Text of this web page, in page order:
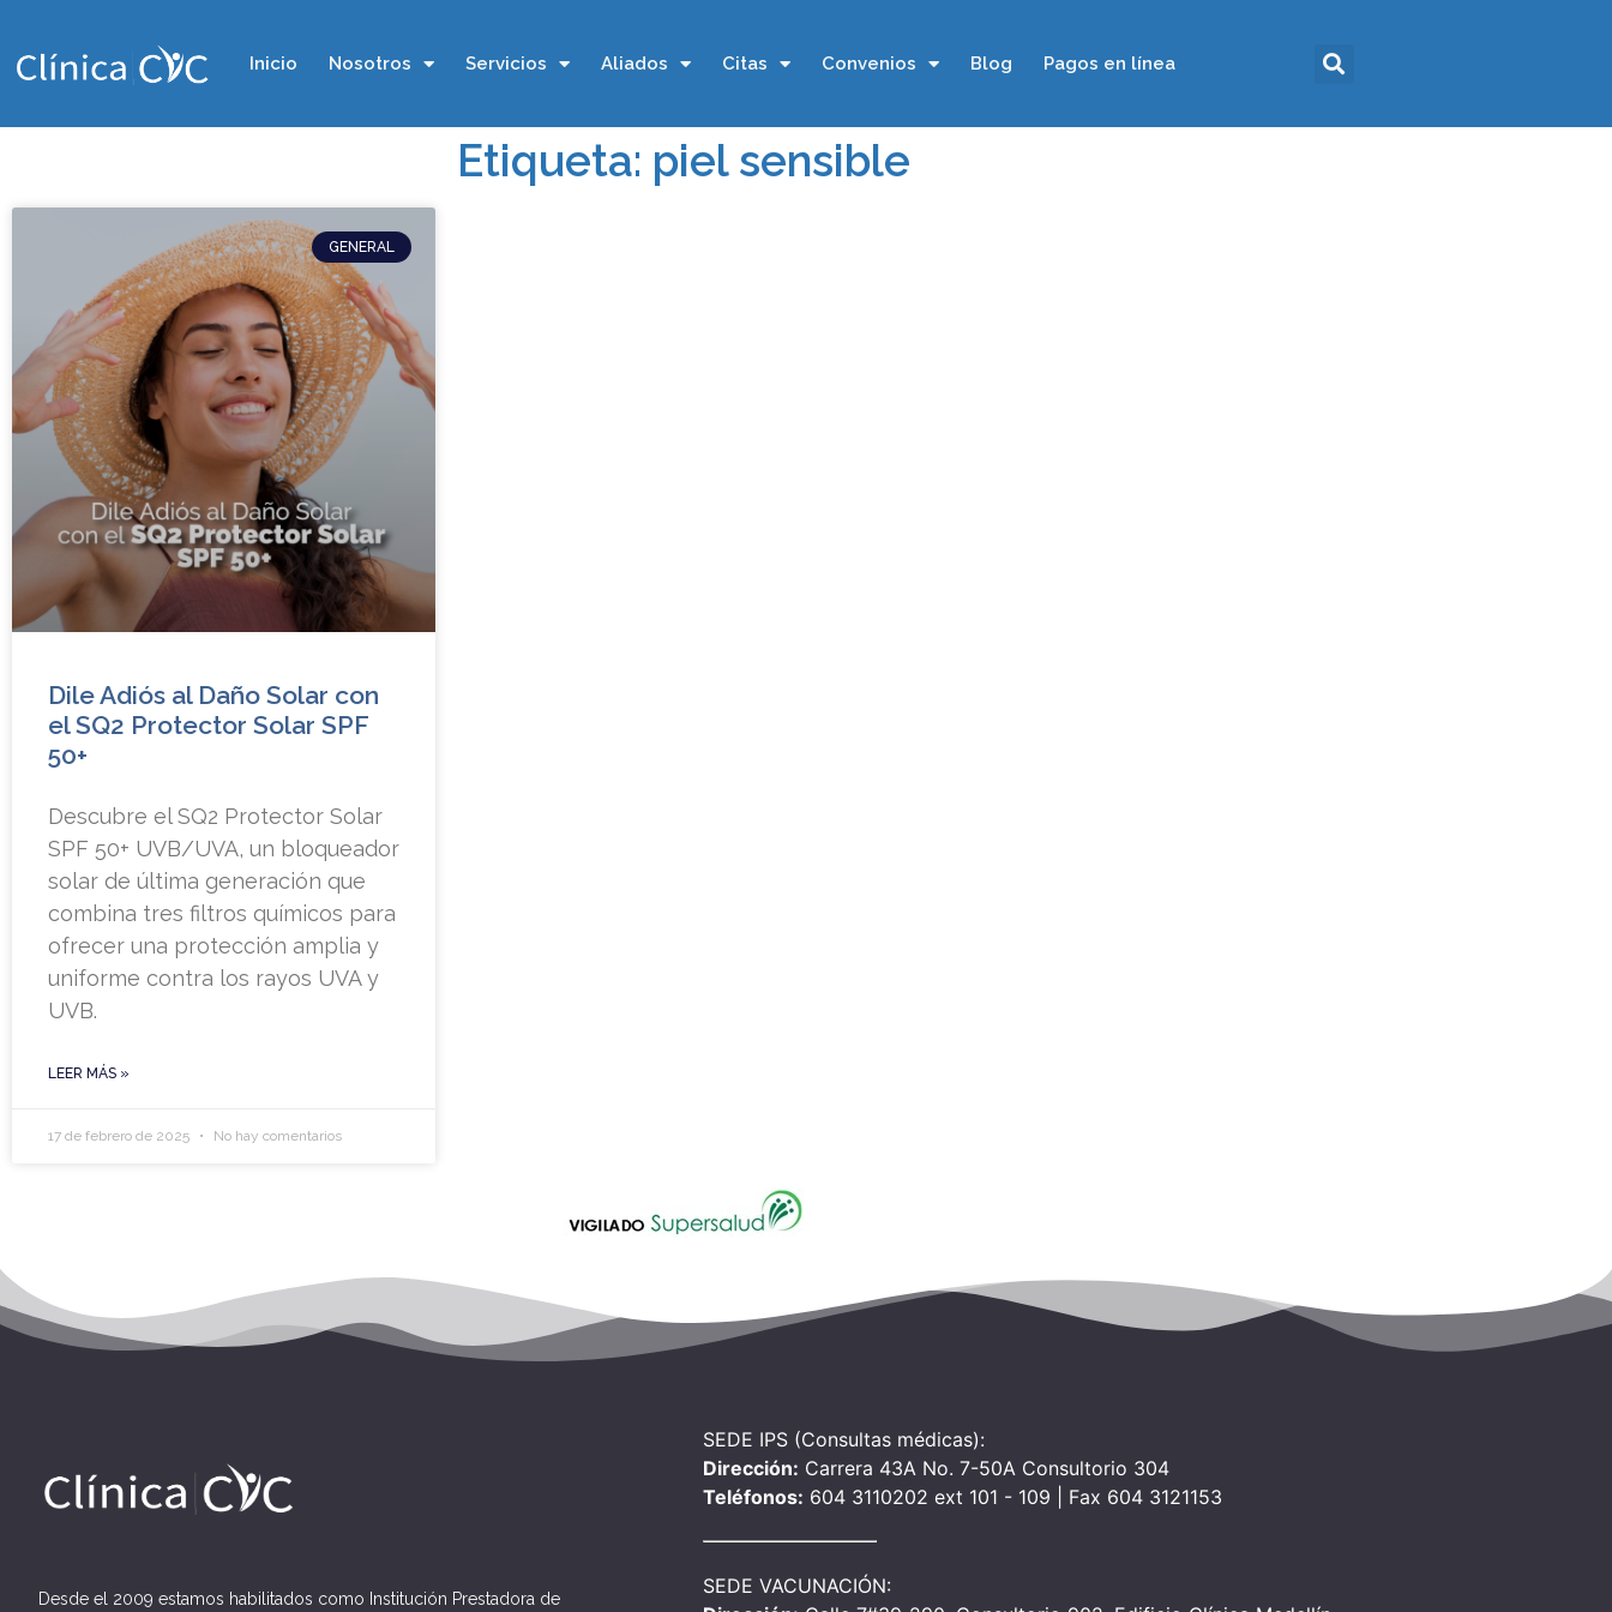
Inicio Nosotros Servicios Aliados Citas Convenios Blog Pagos en línea
Etiqueta: piel sensible
GENERAL
Dile Adiós al Daño Solar con
el SQ2 Protector Solar SPF
50+
Descubre el SQ2 Protector Solar
SPF 50+ UVB/UVA, un bloqueador
solar de última generación que
combina tres filtros químicos para
ofrecer una protección amplia y
uniforme contra los rayos UVA y
UVB.
LEER MÁS »
17 de febrero de 2025 No hay comentarios
Desde el 2009 estamos habilitados como Institución Prestadora de
SEDE IPS (Consultas médicas):
Dirección: Carrera 43A No. 7-50A Consultorio 304
Teléfonos: 604 3110202 ext 101 - 109 | Fax 604 3121153
SEDE VACUNACIÓN: